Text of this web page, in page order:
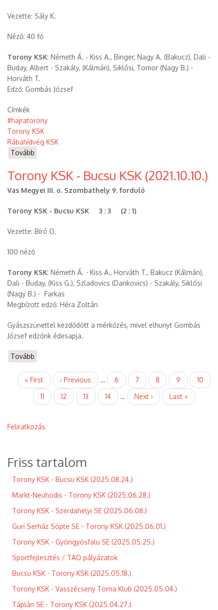
Vezette: Sály K.
Néző: 40 fő
Torony KSK: Németh Á. - Kiss A., Binger, Nagy A. (Bakucz), Dali -
Buday, Albert - Szakály, (Kálmán), Siklósi, Tomor (Nagy B.) -
Horváth T.
Edző: Gombás József
Címkék
#hajratorony
Torony KSK
Rábahídvég KSK
Tovább
-
Rábahídvég
KSK
Torony KSK - Bucsu KSK (2021.10.10.)
Vas Megyei III. o. Szombathely 9. forduló
Torony KSK - Bucsu KSK 3 : 3 (2 : 1)
Vezette: Bíró O.
100 néző
Torony KSK: Németh Á. - Kiss A., Horváth T., Bakucz (Kálmán),
Dali - Buday, (Kiss G.), Szladovics (Dankovics) - Szakály, Siklósi
(Nagy B.) - Farkas
Megbízott edző: Héra Zoltán
Gyászszünettel kezdődött a mérkőzés, mivel elhunyt Gombás
József edzőnk édesapja.
Tovább
-
Bucsu
KSK
Oldalszámozás
Első
oldal
« First
Előző
oldal
‹ Previous … Page
6 Page
7 Page
8 Page
9
oldal
10
Page
11 Page
12 Page
13 Page
14 …
Következő
oldal
Next ›
Utolsó
oldal
Last »
Feliratkozás
Friss tartalom
Torony KSK - Bucsu KSK (2025.08.24.)
Markt-Neuhodis - Torony KSK (2025.06.28.)
Torony KSK - Szerdahelyi SE (2025.06.08.)
Guri Serház Söpte SE - Torony KSK (2025.06.01.)
Torony KSK - Gyöngyösfalu SE (2025.05.25.)
Sportfejlesztés / TAO pályázatok
Bucsu KSK - Torony KSK (2025.05.18.)
Torony KSK - Vasszécseny Torna Klub (2025.05.04.)
Táplán SE - Torony KSK (2025.04.27.)